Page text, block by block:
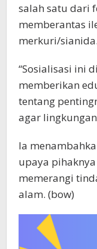
salah satu dari
memberantas
merkuri/sianida.
“Sosialisasi ini
memberikan
tentang
agar
Ia
upaya
memerangi
alam. (bow)